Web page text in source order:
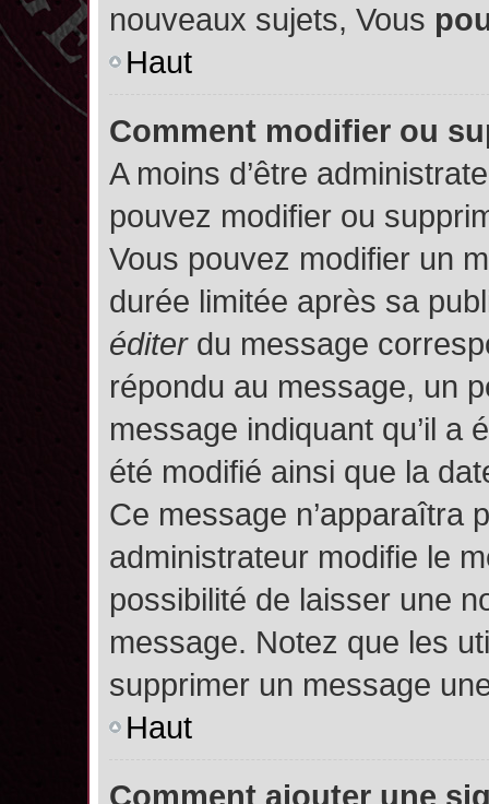
nouveaux sujets, Vous
Haut
Comment modifier ou
A moins d’être
pouvez modifier ou
Vous pouvez modifier un
durée limitée après sa
éditerdu message
répondu au message, un
message indiquant qu’il a
été modifié ainsi que la
Ce message n’apparaîtra
administrateur modifie le
possibilité de laisser une
message. Notez que les
supprimer un message
Haut
Comment ajouter une